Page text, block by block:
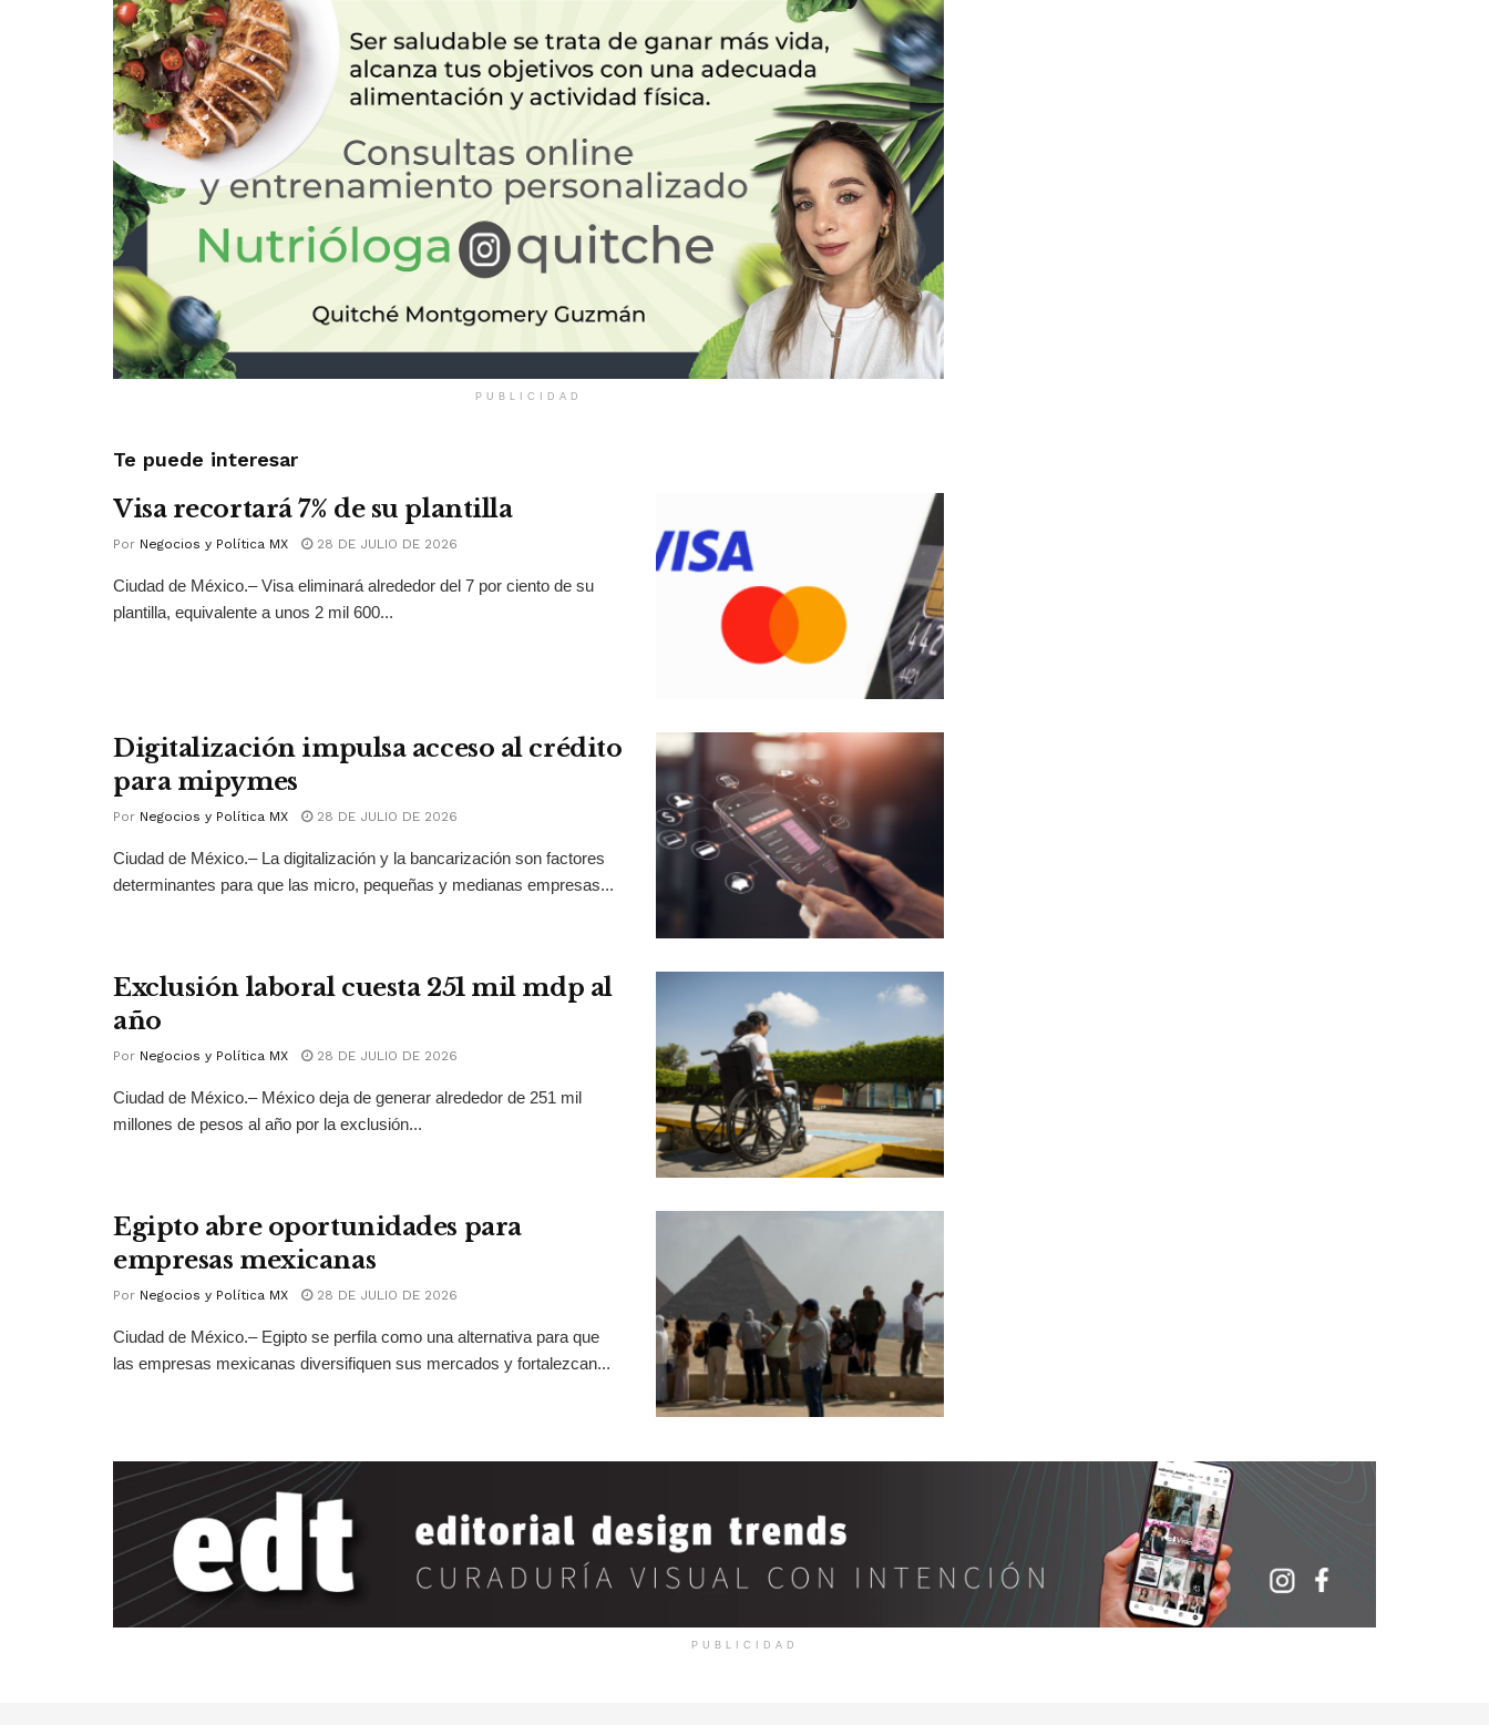
PUBLICIDAD
Te puede interesar
Visa recortará 7% de su plantilla
Por Negocios y Política MX 28 DE JULIO DE 2026
Ciudad de México.– Visa eliminará alrededor del 7 por ciento de su
plantilla, equivalente a unos 2 mil 600...
Digitalización impulsa acceso al crédito
para mipymes
Por Negocios y Política MX 28 DE JULIO DE 2026
Ciudad de México.– La digitalización y la bancarización son factores
determinantes para que las micro, pequeñas y medianas empresas...
Exclusión laboral cuesta 251 mil mdp al
año
Por Negocios y Política MX 28 DE JULIO DE 2026
Ciudad de México.– México deja de generar alrededor de 251 mil
millones de pesos al año por la exclusión...
Egipto abre oportunidades para
empresas mexicanas
Por Negocios y Política MX 28 DE JULIO DE 2026
Ciudad de México.– Egipto se perfila como una alternativa para que
las empresas mexicanas diversifiquen sus mercados y fortalezcan...
PUBLICIDAD